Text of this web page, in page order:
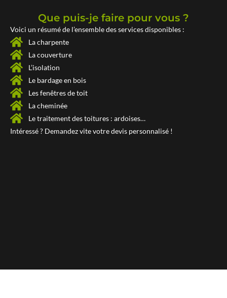
Que puis-je faire pour vous ?
Voici un résumé de l’ensemble des services disponibles :
La charpente
La couverture
L’isolation
Le bardage en bois
Les fenêtres de toit
La cheminée
Le traitement des toitures : ardoises…
Intéressé ? Demandez vite votredevis personnalisé !